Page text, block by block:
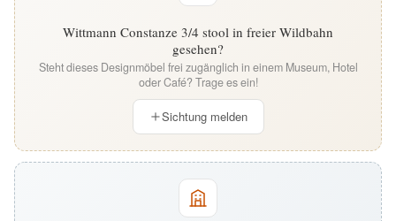
Wittmann Constanze 3/4 stool in freier Wildbahn
gesehen?
Steht dieses Designmöbel frei zugänglich in einem Museum, Hotel
oder Café? Trage es ein!
Sichtung melden